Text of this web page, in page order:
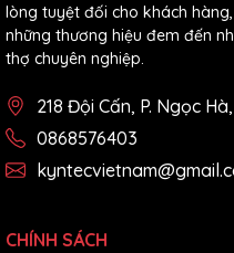
lòng tuyệt đối cho khách
những thương hiệu đem đến
thợ chuyên nghiệp.
218 Đội Cấn, P. Ngọc
0868576403
CHÍNH SÁCH